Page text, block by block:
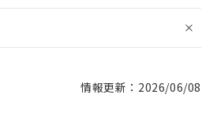
情報更新：2026/06/08